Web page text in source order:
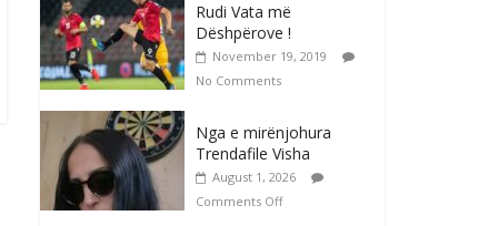
Rudi Vata më
Dëshpërove !
November 19, 2019
No Comments
Nga e mirënjohura
Trendafile Visha
August 1, 2026
Comments Off